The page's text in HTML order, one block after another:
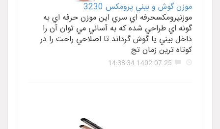
موزن گوش و بيني پرومکس 3230
موزنپرومکسحرفه اي سري اين موزن حرفه اي به
گونه اي طراحي شده که به آساني مي توان آن را
داخل بيني يا گوش گرداند تا اصلاحي راحت را در
کوتاه ترين زمان تج
1402-07-25 14:38:34